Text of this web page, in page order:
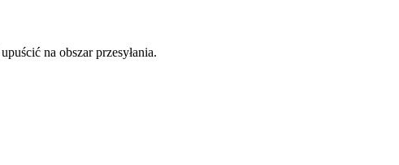
na obszar przesyłania.